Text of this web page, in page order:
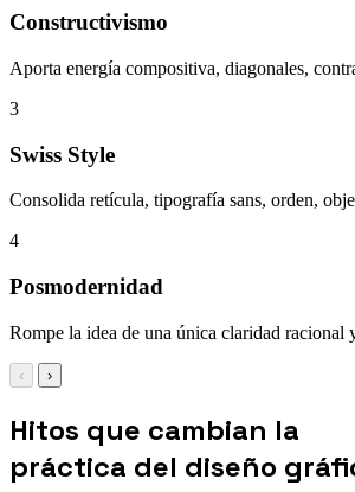
Constructivismo
Aporta energía compositiva, diagonales,
3
Swiss Style
Consolida retícula, tipografía sans, orden,
4
Posmodernidad
Rompe la idea de una única claridad
‹ ›
Hitos que cambian la
práctica del diseño